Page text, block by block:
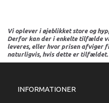
Vi oplever i øjeblikket store og
Derfor kan der i enkelte tilfælde
leveres, eller hvor prisen afviger
naturligvis, hvis dette er tilfældet.
INFORMATIONER